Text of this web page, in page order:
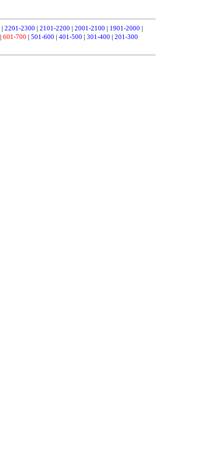
| 2201-2300 | 2101-2200 | 2001-2100 | 1901-2000 |
| 601-700 | 501-600 | 401-500 | 301-400 | 201-300